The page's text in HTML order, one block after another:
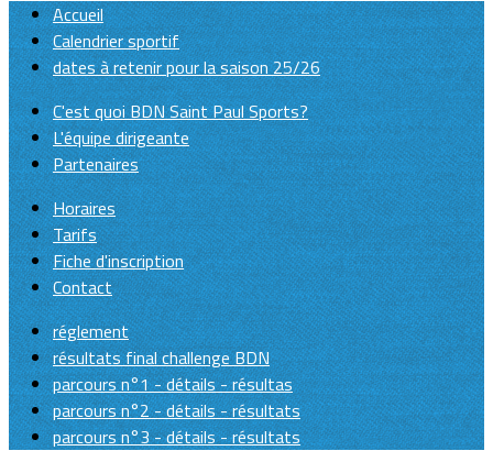
Accueil
Calendrier sportif
dates à retenir pour la saison 25/26
C'est quoi BDN Saint Paul Sports?
L'équipe dirigeante
Partenaires
Horaires
Tarifs
Fiche d'inscription
Contact
réglement
résultats final challenge BDN
parcours n°1 - détails - résultas
parcours n°2 - détails - résultats
parcours n°3 - détails - résultats